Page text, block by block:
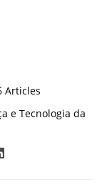
Articles
e Tecnologia da